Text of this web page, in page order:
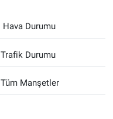
Hava Durumu
Trafik Durumu
Tüm Manşetler